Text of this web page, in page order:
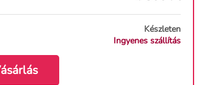
Készleten
Ingyenes szállítás